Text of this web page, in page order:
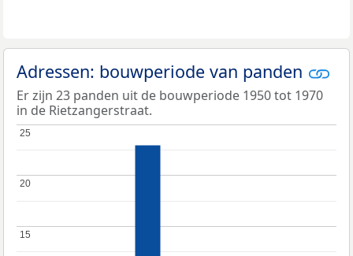
Adressen: bouwperiode van panden
Er zijn 23 panden uit de bouwperiode 1950 tot 1970
in de Rietzangerstraat.
15
15
20
20
25
25